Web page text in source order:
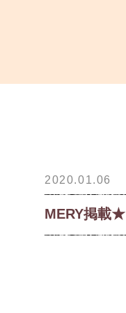
2020.01.06
MERY掲載★